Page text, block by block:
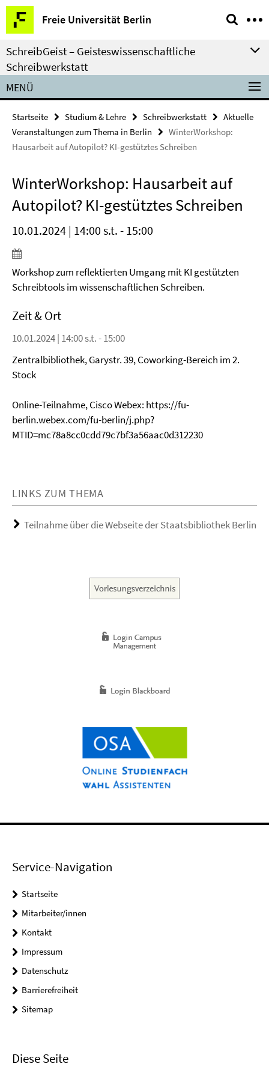
Springe
direkt
zu
Inhalt
Freie Universität Berlin
Service-
Navigation
SchreibGeist – Geisteswissenschaftliche
Schreibwerkstatt
MENÜ
Startseite Studium & Lehre Schreibwerkstatt
Aktuelle
Veranstaltungen zum Thema in Berlin
WinterWorkshop:
Hausarbeit auf Autopilot? KI-gestütztes Schreiben
WinterWorkshop: Hausarbeit auf
Autopilot? KI-gestütztes Schreiben
10.01.2024 | 14:00 s.t. - 15:00
Workshop zum reflektierten Umgang mit KI gestützten
Schreibtools im wissenschaftlichen Schreiben.
Zeit & Ort
10.01.2024 | 14:00 s.t. - 15:00
Zentralbibliothek, Garystr. 39, Coworking-Bereich im 2.
Stock
Online-Teilnahme, Cisco Webex: https://fu-
berlin.webex.com/fu-berlin/j.php?
MTID=mc78a8cc0cdd79c7bf3a56aac0d312230
LINKS ZUM THEMA
Teilnahme über die Webseite der Staatsbibliothek Berlin
Service-Navigation
Startseite
Mitarbeiter/innen
Kontakt
Impressum
Datenschutz
Barrierefreiheit
Sitemap
Diese Seite